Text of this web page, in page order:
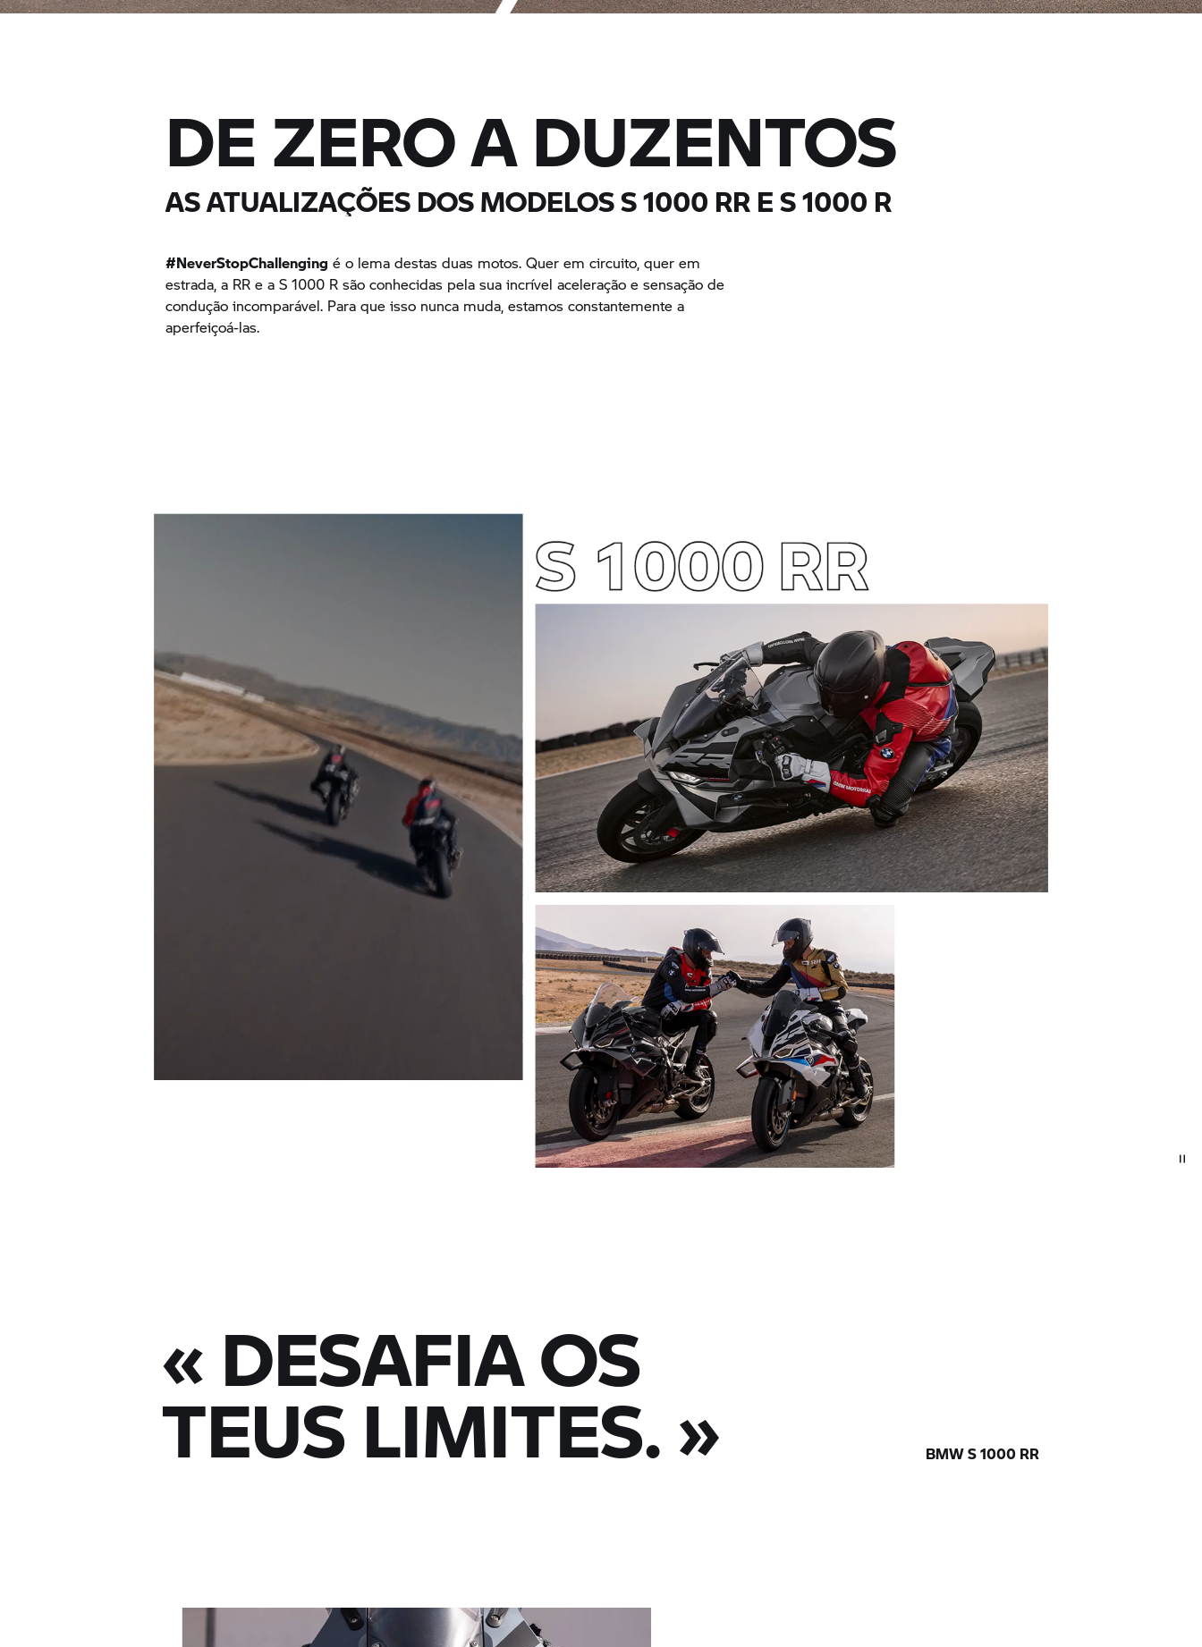
DE ZERO A DUZENTOS
AS ATUALIZAÇÕES DOS MODELOSS 1000 RR ES 1000 R
#NeverStopChallenging é o lema destas duas motos. Quer em circuito, quer em
estrada, a RR e aS 1000 R são conhecidas pela sua incrível aceleração e sensação de
condução incomparável. Para que isso nunca muda, estamos constantemente a
aperfeiçoá-las.
« DESAFIA OS
TEUS LIMITES. » BMW S 1000 RR